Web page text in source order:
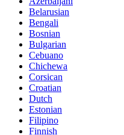
Belarusian
Bengali
Bosnian
Bulgarian
Cebuano
Chichewa
Corsican
Croatian
Dutch
Estonian
Filipino
Finnish